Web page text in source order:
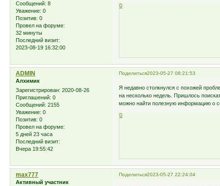
Сообщений: 8
Уважение: 0
Позитив: 0
Провел на форуме:
32 минуты
Последний визит:
2023-08-19 16:32:00
0
Поделиться2023-05-27 08:21:53
ADMIN
Алхимик
Зарегистрирован: 2020-08-26
Приглашений: 0
Сообщений: 2155
Уважение: 0
Позитив: 0
Провел на форуме:
5 дней 23 часа
Последний визит:
Вчера 19:55:42
Я недавно столкнулся с похожей
на несколько недель. Пришлось
можно найти полезную информацию о
0
Поделиться2023-05-27 22:24:04
max777
Активный участник